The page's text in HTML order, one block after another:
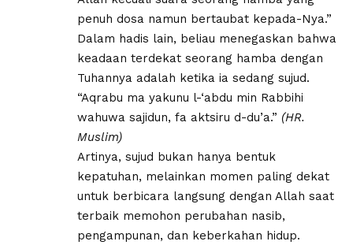
penuh dosa namun bertaubat kepada-Nya.”
Dalam hadis lain, beliau menegaskan bahwa
keadaan terdekat seorang hamba dengan
Tuhannya adalah ketika ia sedang sujud.
“Aqrabu ma yakunu l-‘abdu min Rabbihi
wahuwa sajidun, fa aktsiru d-du’a.” (HR.
Muslim)
Artinya, sujud bukan hanya bentuk
kepatuhan, melainkan momen paling dekat
untuk berbicara langsung dengan Allah saat
terbaik memohon perubahan nasib,
pengampunan, dan keberkahan hidup.